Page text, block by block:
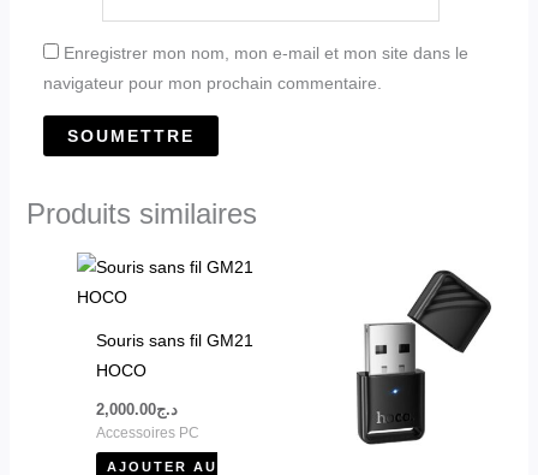
Enregistrer mon nom, mon e-mail et mon site dans le
navigateur pour mon prochain commentaire.
Produits similaires
Souris sans fil GM21
HOCO
د.ج2,000.00
Accessoires PC
AJOUTER AU